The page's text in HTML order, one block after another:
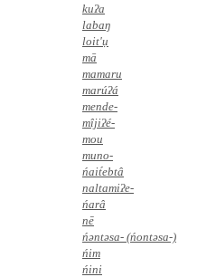
kuʔa
labaŋ
loit'ụ
mā
mamaru
marúʔá
mende-
mîjiʔé-
mou
muno-
ńait́ebtâ
naltamiʔe-
ńarâ
nē
ńəntəsa- (ńontəsa-)
ńim
ńini